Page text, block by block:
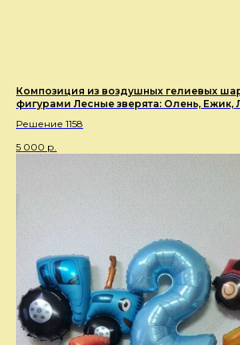
Композиция из воздушных гелиевых
фигурами Лесные зверята: Олень, Ежик,
Решение 1158
5 000 р.